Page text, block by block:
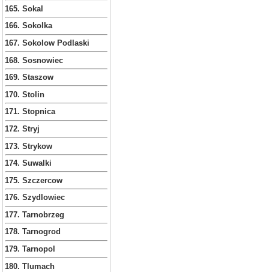
165. Sokal
166. Sokolka
167. Sokolow Podlaski
168. Sosnowiec
169. Staszow
170. Stolin
171. Stopnica
172. Stryj
173. Strykow
174. Suwalki
175. Szczercow
176. Szydlowiec
177. Tarnobrzeg
178. Tarnogrod
179. Tarnopol
180. Tlumach